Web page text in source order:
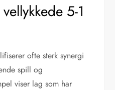
5-1
ofte sterk synergi
spill og
viser lag som har